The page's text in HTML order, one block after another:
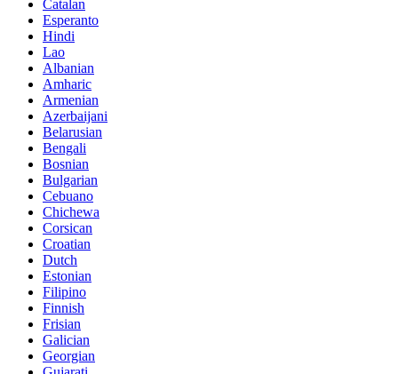
Catalan
Esperanto
Hindi
Lao
Albanian
Amharic
Armenian
Azerbaijani
Belarusian
Bengali
Bosnian
Bulgarian
Cebuano
Chichewa
Corsican
Croatian
Dutch
Estonian
Filipino
Finnish
Frisian
Galician
Georgian